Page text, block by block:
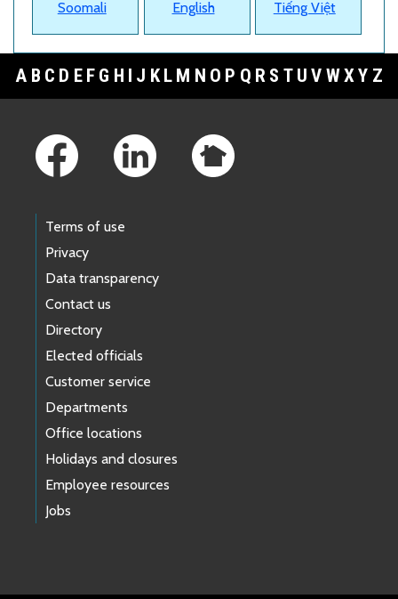
Soomali English Tiếng Việt
A B C D E F G H I J K L M N O P Q R S T U V WXY Z
Terms of use
Privacy
Data transparency
Contact us
Directory
Elected officials
Customer service
Departments
Office locations
Holidays and closures
Employee resources
Jobs